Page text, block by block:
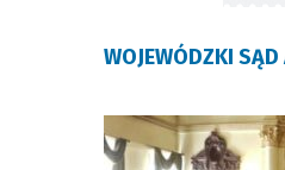
WOJEWÓDZKI